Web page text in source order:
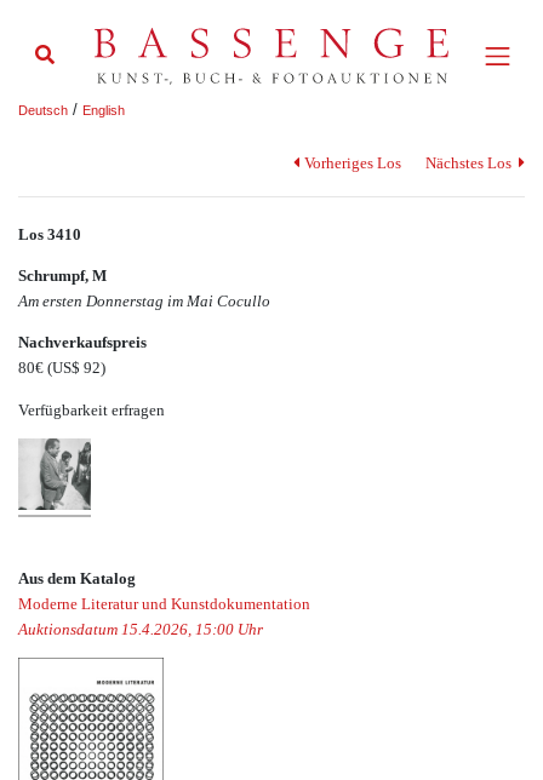
Deutsch / English
Vorheriges Los Nächstes Los
Los 3410
Schrumpf, M
Am ersten Donnerstag im Mai Cocullo
Nachverkaufspreis
80€ (US$ 92)
Verfügbarkeit erfragen
Aus dem Katalog
Moderne Literatur und Kunstdokumentation
Auktionsdatum 15.4.2026, 15:00 Uhr